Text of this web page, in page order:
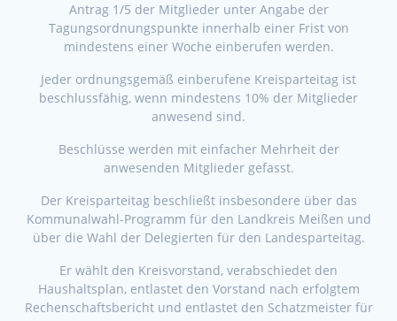
Antrag 1/5 der Mitglieder unter Angabe der
Tagungsordnungspunkte innerhalb einer Frist von
mindestens einer Woche einberufen werden.
Jeder ordnungsgemäß einberufene Kreisparteitag ist
beschlussfähig, wenn mindestens 10% der Mitglieder
anwesend sind.
Beschlüsse werden mit einfacher Mehrheit der
anwesenden Mitglieder gefasst.
Der Kreisparteitag beschließt insbesondere über das
Kommunalwahl-Programm für den Landkreis Meißen und
über die Wahl der Delegierten für den Landesparteitag.
Er wählt den Kreisvorstand, verabschiedet den
Haushaltsplan, entlastet den Vorstand nach erfolgtem
Rechenschaftsbericht und entlastet den Schatzmeister für